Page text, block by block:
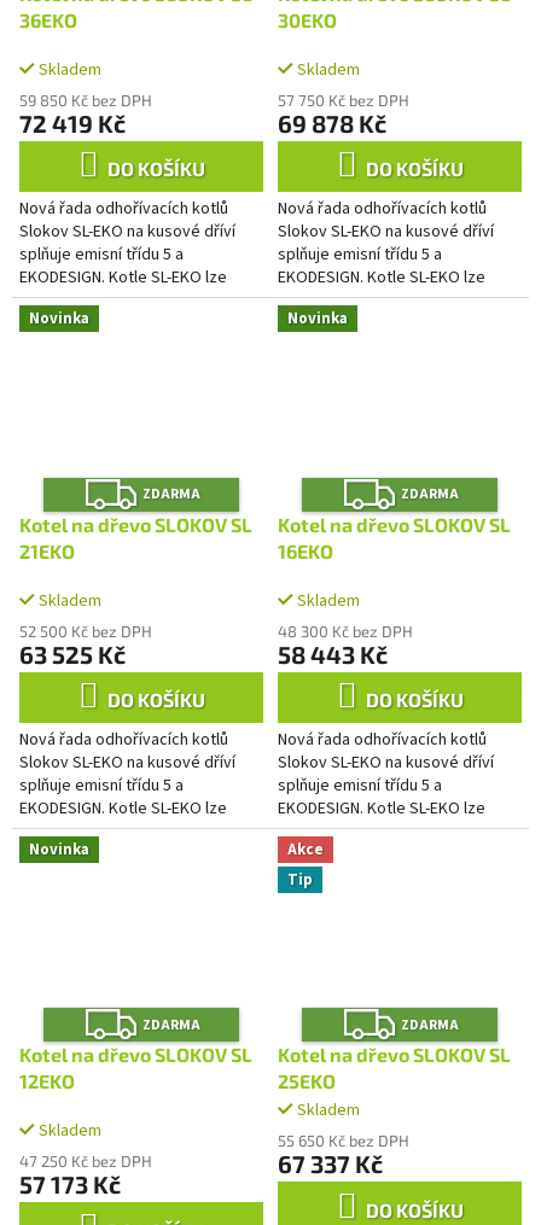
R
36EKO
Skladem
59 850 Kč bez DPH
72 419 Kč
DO KOŠÍKU
Nová řada odhořívacích kotlů
Slokov SL-EKO na kusové dříví
splňuje emisní třídu 5 a
EKODESIGN. Kotle SL-EKO lze
provozovat bez přívodu
elektrické energie a na
R
30EKO
Skladem
57 750 Kč bez DPH
69 878 Kč
DO KOŠÍKU
Nová řada odhořívacích kotlů
Slokov SL-EKO na kusové dříví
splňuje emisní třídu 5 a
EKODESIGN. Kotle SL-EKO lze
provozovat bez přívodu
elektrické energie a na
Novinka
Z
D
A
R
ZDARMA
Kotel na dřevo SLOKOV SL
21EKO
Skladem
52 500 Kč bez DPH
63 525 Kč
DO KOŠÍKU
Nová řada odhořívacích kotlů
Slokov SL-EKO na kusové dříví
splňuje emisní třídu 5 a
EKODESIGN. Kotle SL-EKO lze
provozovat bez přívodu
elektrické energie a na
Novinka
Z
D
A
R
ZDARMA
Kotel na dřevo SLOKOV SL
16EKO
Skladem
48 300 Kč bez DPH
58 443 Kč
DO KOŠÍKU
Nová řada odhořívacích kotlů
Slokov SL-EKO na kusové dříví
splňuje emisní třídu 5 a
EKODESIGN. Kotle SL-EKO lze
provozovat bez přívodu
elektrické energie a na
samotížné systémy....
Novinka
Z
D
A
R
ZDARMA
Kotel na dřevo SLOKOV SL
12EKO
Skladem
47 250 Kč bez DPH
57 173 Kč
Akce
Tip
Z
D
A
R
ZDARMA
Kotel na dřevo SLOKOV SL
25EKO
Průměrné
hodnocení
produktu
je
Skladem
55 650 Kč bez DPH
67 337 Kč
DO KOŠÍKU